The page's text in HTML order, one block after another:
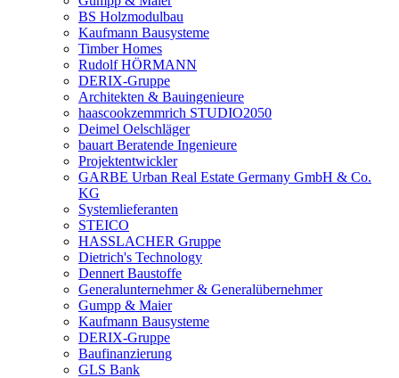
BS Holzmodulbau
Kaufmann Bausysteme
Timber Homes
Rudolf HÖRMANN
DERIX-Gruppe
Architekten & Bauingenieure
haascookzemmrich STUDIO2050
Deimel Oelschläger
bauart Beratende Ingenieure
Projektentwickler
GARBE Urban Real Estate Germany GmbH & Co.
KG
Systemlieferanten
STEICO
HASSLACHER Gruppe
Dietrich's Technology
Dennert Baustoffe
Generalunternehmer & Generalübernehmer
Gumpp & Maier
Kaufmann Bausysteme
DERIX-Gruppe
Baufinanzierung
GLS Bank